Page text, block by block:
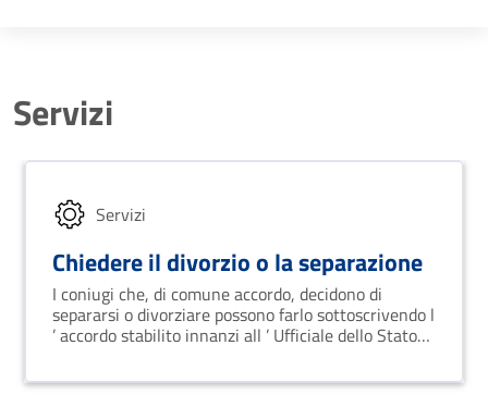
Servizi
Servizi
Chiedere il divorzio o la separazione
I coniugi che, di comune accordo, decidono di
separarsi o divorziare possono farlo sottoscrivendo l
’ accordo stabilito innanzi all ’ Ufficiale dello Stato